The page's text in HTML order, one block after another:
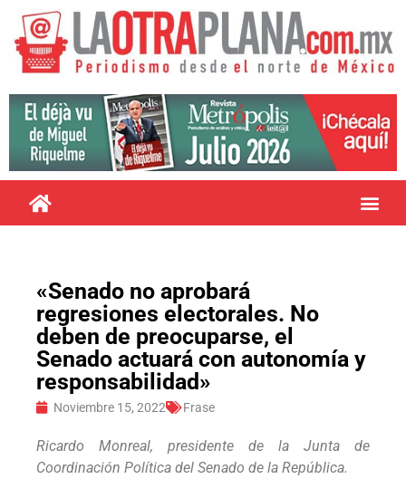
«Senado no aprobará
regresiones electorales. No
deben de preocuparse, el
Senado actuará con autonomía y
responsabilidad»
Noviembre 15, 2022 Frase
Ricardo Monreal, presidente de la Junta de
Coordinación Política del Senado de la República.